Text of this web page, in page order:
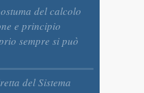
del calcolo
e principio
sempre si può
del Sistema